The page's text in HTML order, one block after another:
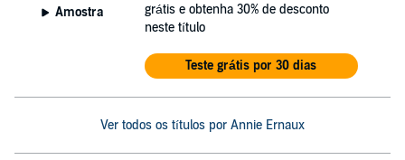
Amostra
grátis e obtenha 30% de desconto
neste título
Teste grátis por 30 dias
Ver todos os títulos por Annie Ernaux